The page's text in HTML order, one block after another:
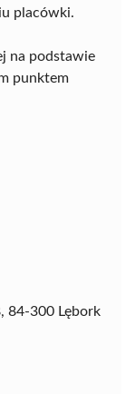
placówki.
na podstawie
punktem
84-300 Lębork